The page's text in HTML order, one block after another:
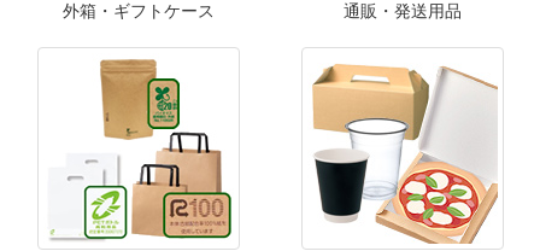
外箱・ギフトケース 通販・発送用品